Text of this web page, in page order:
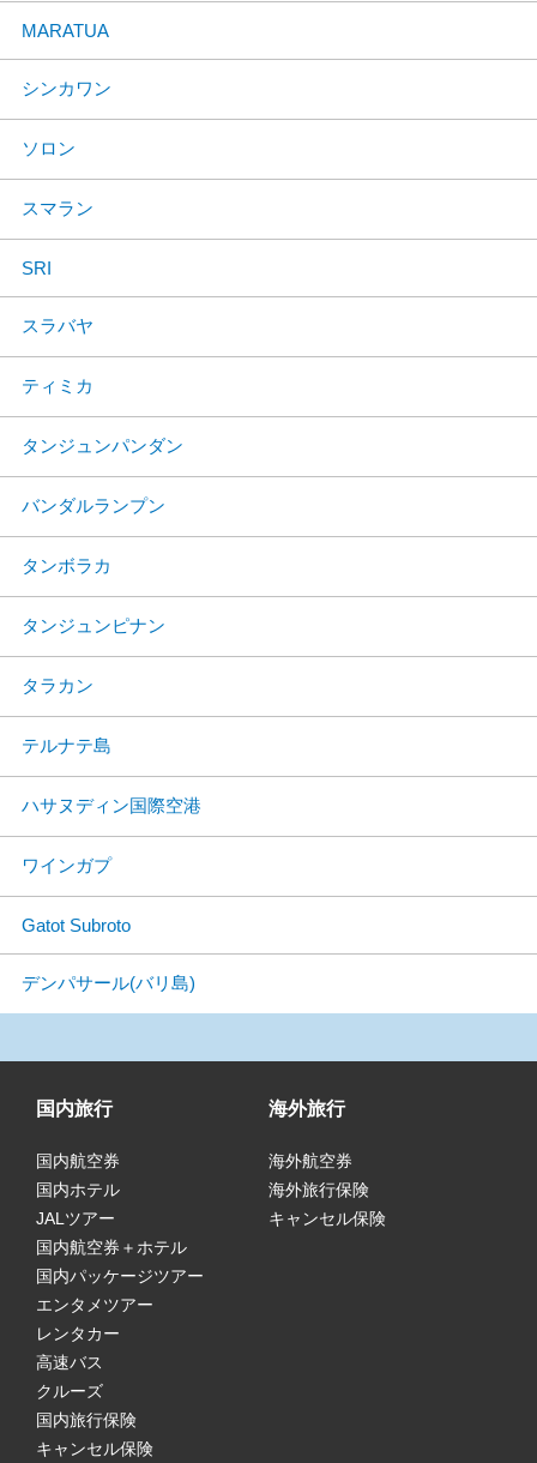
MARATUA
シンカワン
ソロン
スマラン
SRI
スラバヤ
ティミカ
タンジュンパンダン
バンダルランプン
タンボラカ
タンジュンピナン
タラカン
テルナテ島
ハサヌディン国際空港
ワインガプ
Gatot Subroto
デンパサール(バリ島)
国内旅行
国内航空券
国内ホテル
JALツアー
国内航空券＋ホテル
国内パッケージツアー
エンタメツアー
レンタカー
高速バス
クルーズ
国内旅行保険
キャンセル保険
海外旅行
海外航空券
海外旅行保険
キャンセル保険